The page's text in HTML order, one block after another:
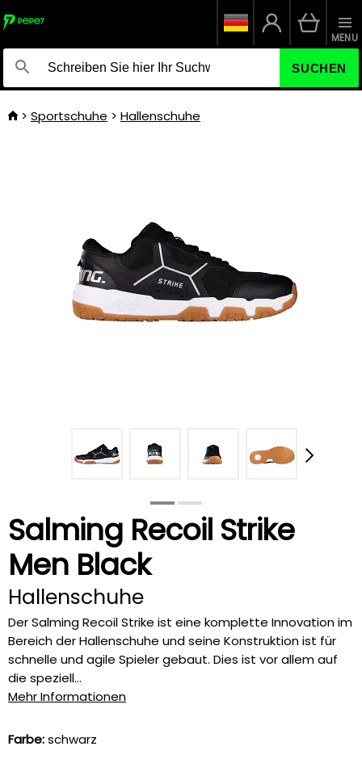
SUCHEN
MENU
Sportschuhe Hallenschuhe
Salming Recoil Strike
Men Black
Hallenschuhe
Der Salming Recoil Strike ist eine komplette Innovation im
Bereich der Hallenschuhe und seine Konstruktion ist für
schnelle und agile Spieler gebaut. Dies ist vor allem auf
die speziell...
Mehr Informationen
Farbe:schwarz